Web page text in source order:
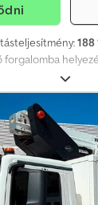
188
forgalomba
, össztömeg:
mechanikai,
_____
Benz ?
km ? Első
125 kW / 169
? Klíma ?
18,4 m ? 1